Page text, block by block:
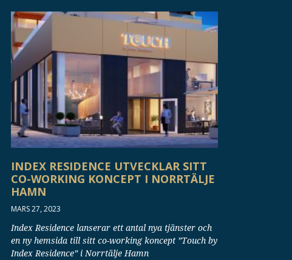
INDEX RESIDENCE UTVECKLAR SITT
CO-WORKING KONCEPT I NORRTÄLJE
HAMN
MARS 27, 2023
Index Residence lanserar ett antal nya tjänster och
en ny hemsida till sitt co-working koncept ”Touch by
Index Residence” i Norrtälje Hamn